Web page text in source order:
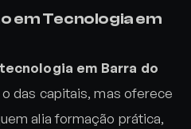
em Tecnologia em
tecnologia em Barra do
das capitais, mas oferece
alia formação prática,